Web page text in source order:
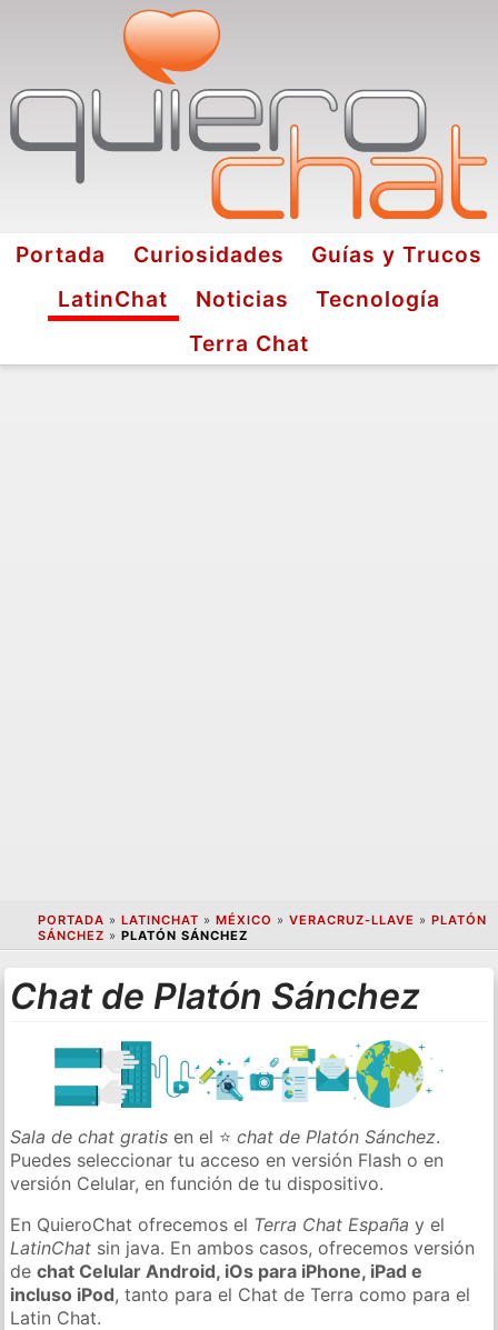
Portada Curiosidades
Guías y Trucos
LatinChat
Noticias
Tecnología
Terra Chat
PORTADA » LATINCHAT » MÉXICO » VERACRUZ-LLAVE » PLATÓN
SÁNCHEZ » PLATÓN SÁNCHEZ
Chat de Platón Sánchez
Sala de chat gratis en el ⭐chat de Platón Sánchez.
Puedes seleccionar tu acceso en versión Flash o en
versión Celular, en función de tu dispositivo.
En QuieroChat ofrecemos el Terra Chat España y el
LatinChat sin java. En ambos casos, ofrecemos versión
dechat Celular Android, iOs para iPhone, iPad e
incluso iPod, tanto para el Chat de Terra como para el
Latin Chat.